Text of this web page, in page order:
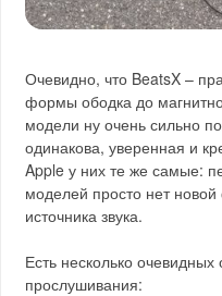
Очевидно, что BeatsX –
формы ободка до
модели ну очень сильно
одинакова, уверенная и
Apple у них те же самые:
моделей просто нет
источника звука.
Есть несколько
прослушивания: